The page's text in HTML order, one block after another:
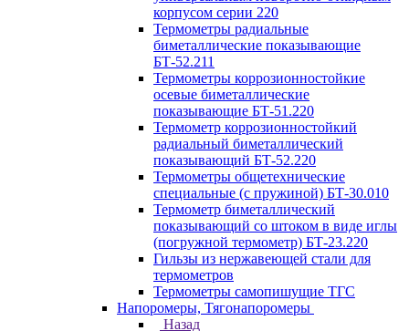
корпусом серии 220
Термометры радиальные
биметаллические показывающие
БТ-52.211
Термометры коррозионностойкие
осевые биметаллические
показывающие БТ-51.220
Термометр коррозионностойкий
радиальный биметаллический
показывающий БТ-52.220
Термометры общетехнические
специальные (с пружиной) БТ-30.010
Термометр биметаллический
показывающий со штоком в виде иглы
(погружной термометр) БТ-23.220
Гильзы из нержавеющей стали для
термометров
Термометры самопишущие ТГС
Напоромеры, Тягонапоромеры
Назад